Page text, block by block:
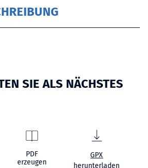
SIE ALS NÄCHSTES
PDF
erzeugen
GPX
herunterladen